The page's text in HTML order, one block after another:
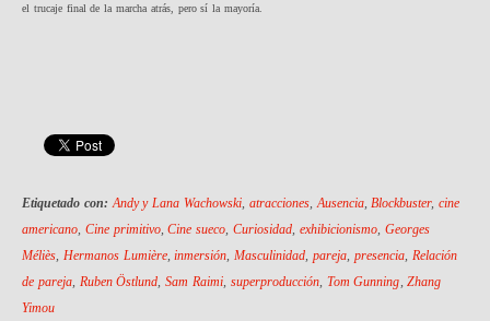
el trucaje final de la marcha atrás, pero sí la mayoría.
Etiquetado con: Andy y Lana Wachowski, atracciones,Ausencia,Blockbuster,cine
americano, Cine primitivo,Cine sueco,Curiosidad, exhibicionismo, Georges
Méliès, Hermanos Lumière,inmersión,Masculinidad,pareja, presencia, Relación
de pareja, Ruben Östlund,Sam Raimi, superproducción, Tom Gunning,Zhang
Yimou